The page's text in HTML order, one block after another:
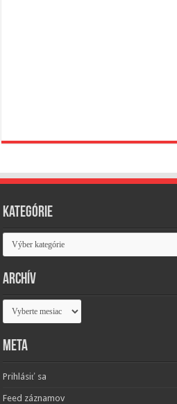
Kategórie
Kategórie
Archív
Archív
Meta
Prihlásiť sa
Feed záznamov